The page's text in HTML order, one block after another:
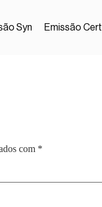
Syn Emissão
com *